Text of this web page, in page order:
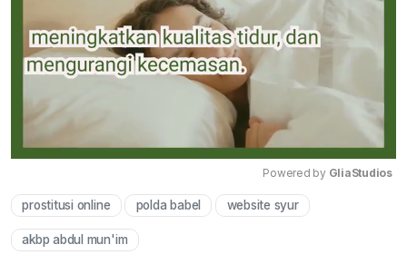
Powered by GliaStudios
prostitusi online polda babel website syur
akbp abdul mun'im